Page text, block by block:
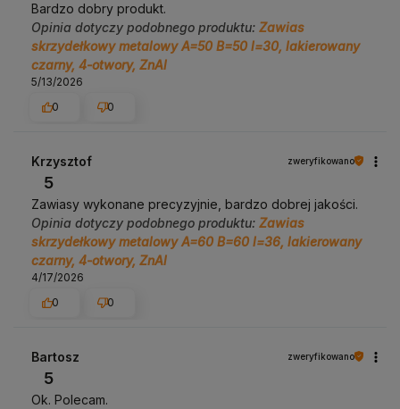
Bardzo dobry produkt.
Opinia dotyczy podobnego produktu: Zawias
skrzydełkowy metalowy A=50 B=50 l=30, lakierowany
czarny, 4-otwory, ZnAl
5/13/2026
0
0
Krzysztof zweryfikowano
5
Zawiasy wykonane precyzyjnie, bardzo dobrej jakości.
Opinia dotyczy podobnego produktu: Zawias
skrzydełkowy metalowy A=60 B=60 l=36, lakierowany
czarny, 4-otwory, ZnAl
4/17/2026
0
0
Bartosz zweryfikowano
5
Ok. Polecam.